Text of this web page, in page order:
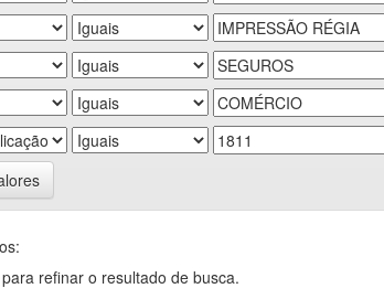
refinar o resultado de busca.